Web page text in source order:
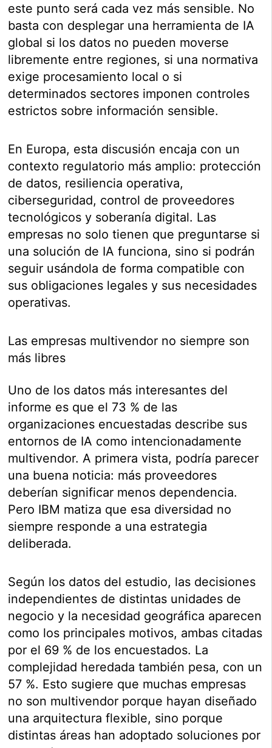
este punto será cada vez más sensible. No
basta con desplegar una herramienta de IA
global si los datos no pueden moverse
libremente entre regiones, si una normativa
exige procesamiento local o si
determinados sectores imponen controles
estrictos sobre información sensible.
En Europa, esta discusión encaja con un
contexto regulatorio más amplio: protección
de datos, resiliencia operativa,
ciberseguridad, control de proveedores
tecnológicos y soberanía digital. Las
empresas no solo tienen que preguntarse si
una solución de IA funciona, sino si podrán
seguir usándola de forma compatible con
sus obligaciones legales y sus necesidades
operativas.
Las empresas multivendor no siempre son
más libres
Uno de los datos más interesantes del
informe es que el 73 % de las
organizaciones encuestadas describe sus
entornos de IA como intencionadamente
multivendor. A primera vista, podría parecer
una buena noticia: más proveedores
deberían significar menos dependencia.
Pero IBM matiza que esa diversidad no
siempre responde a una estrategia
deliberada.
Según los datos del estudio, las decisiones
independientes de distintas unidades de
negocio y la necesidad geográfica aparecen
como los principales motivos, ambas citadas
por el 69 % de los encuestados. La
complejidad heredada también pesa, con un
57 %. Esto sugiere que muchas empresas
no son multivendor porque hayan diseñado
una arquitectura flexible, sino porque
distintas áreas han adoptado soluciones por